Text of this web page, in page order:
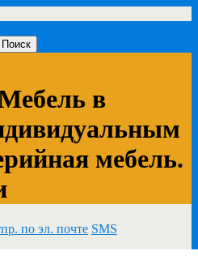
в
мебель.
по эл. почте SMS